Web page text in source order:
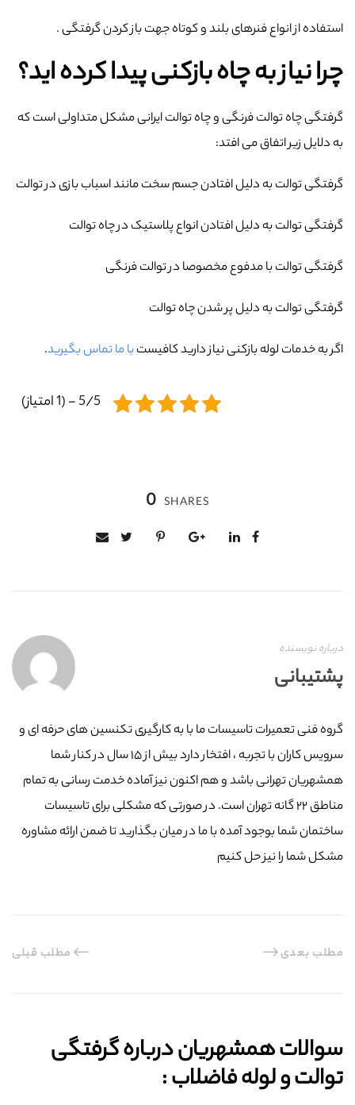
استفاده از انواع فنرهای بلند و کوتاه جهت باز کردن گرفتگی .
چرا نیاز به چاه بازکنی پیدا کرده اید؟
گرفتگی چاه توالت فرنگی و چاه توالت ایرانی مشکل متداولی است که
به دلایل زیر اتفاق می افتد:
گرفتگی توالت به دلیل افتادن جسم سخت مانند اسباب بازی در توالت
گرفتگی توالت به دلیل افتادن انواع پلاستیک در چاه توالت
گرفتگی توالت با مدفوع مخصوصا در توالت فرنگی
گرفتگی توالت به دلیل پر شدن چاه توالت
اگر به خدمات لوله بازکنی نیاز دارید کافیست با ما تماس بگیرید.
5/5 - (1 امتیاز)
0 SHARES
درباره نویسنده
پشتیبانی
گروه فنی تعمیرات تاسیسات ما با به‌ کارگیری تکنسین های حرفه ای و
سرویس کاران با تجربه ، افتخار دارد بیش از ۱۵ سال در کنار شما
همشهریان تهرانی باشد و هم اکنون نیز آماده خدمت رسانی به تمام
مناطق ۲۲ گانه تهران است. در صورتی که مشکلی برای تاسیسات
ساختمان شما بوجود آمده با ما در میان بگذارید تا ضمن ارائه مشاوره
مشکل شما را نیز حل کنیم
مطلب قبلی مطلب بعدی
سوالات همشهریان درباره گرفتگی
توالت و لوله فاضلاب :‌